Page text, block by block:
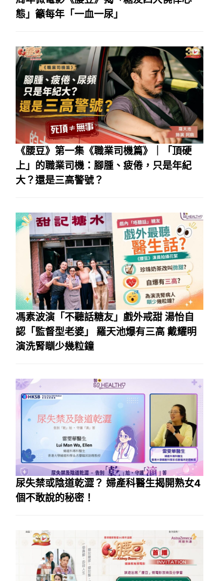
態」籲每年「一血一尿」
《腰豆》第一集《職業司機篇》｜「頂硬
上」的職業司機：腳腫、疲倦，只是年紀
大？還是三高警號？
馮素波演「不聽話糖友」戲外戒甜 湯怡自
認「監督型老婆」 羅天池爆有三高 戴耀明
演洗腎瞓少幾粒鐘
尿失禁或陰道乾澀？ 婦產科醫生揭開熟女4
個不敢說的秘密！